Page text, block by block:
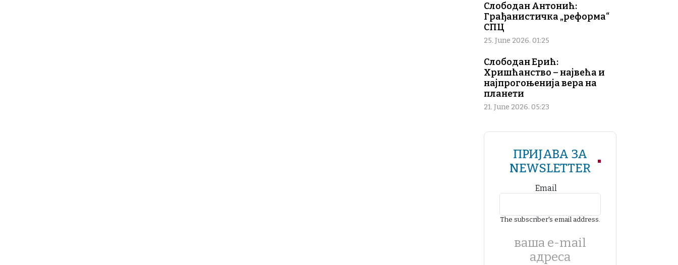
Слободан Антонић:
Грађанистичка „реформа“
СПЦ
25. June 2026. 01:25
Слободан Ерић:
Хришћанство – највећа и
најпрогоњенија вера на
планети
21. June 2026. 05:23
ПРИЈАВА ЗА
NEWSLETTER
Email
The subscriber's email address.
ваша е-mail
адреса